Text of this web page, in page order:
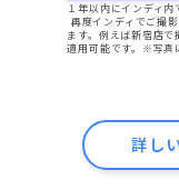
１年以内にインディ
再度インディでご撮
ます。例えば新宿店
適用可能です。※写真
詳し